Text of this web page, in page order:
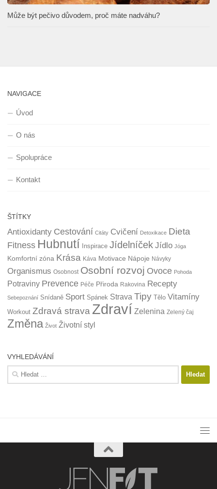
Může být pečivo důvodem, proč máte nadváhu?
NAVIGACE
Úvod
O nás
Spolupráce
Kontakt
ŠTÍTKY
Antioxidanty Cestování Citáty Cvičení Detoxikace Dieta
Fitness Hubnutí Inspirace Jídelníček Jídlo Jóga
Komfortní zóna Krása Káva Motivace Nápoje Návyky
Organismus Osobnost Osobní rozvoj Ovoce Pohoda
Potraviny Prevence Péče Přiroda Rakovina Recepty
Sebepoznání Snídaně Sport Spánek Strava Tipy Tělo Vitamíny
Workout Zdravá strava Zdraví Zelenina Zelený čaj
Změna Život Životní styl
VYHLEDÁVÁNÍ
Vyhledávání